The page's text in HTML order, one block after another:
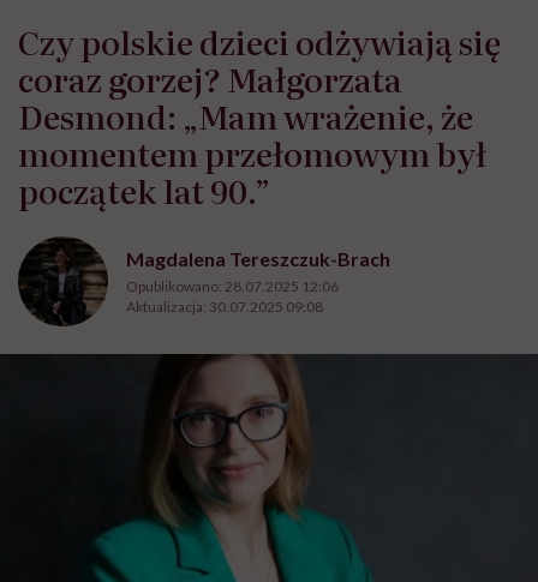
Czy polskie dzieci odżywiają się
coraz gorzej? Małgorzata
Desmond: „Mam wrażenie, że
momentem przełomowym był
początek lat 90.”
Magdalena Tereszczuk-Brach
Opublikowano: 28.07.2025 12:06
Aktualizacja: 30.07.2025 09:08